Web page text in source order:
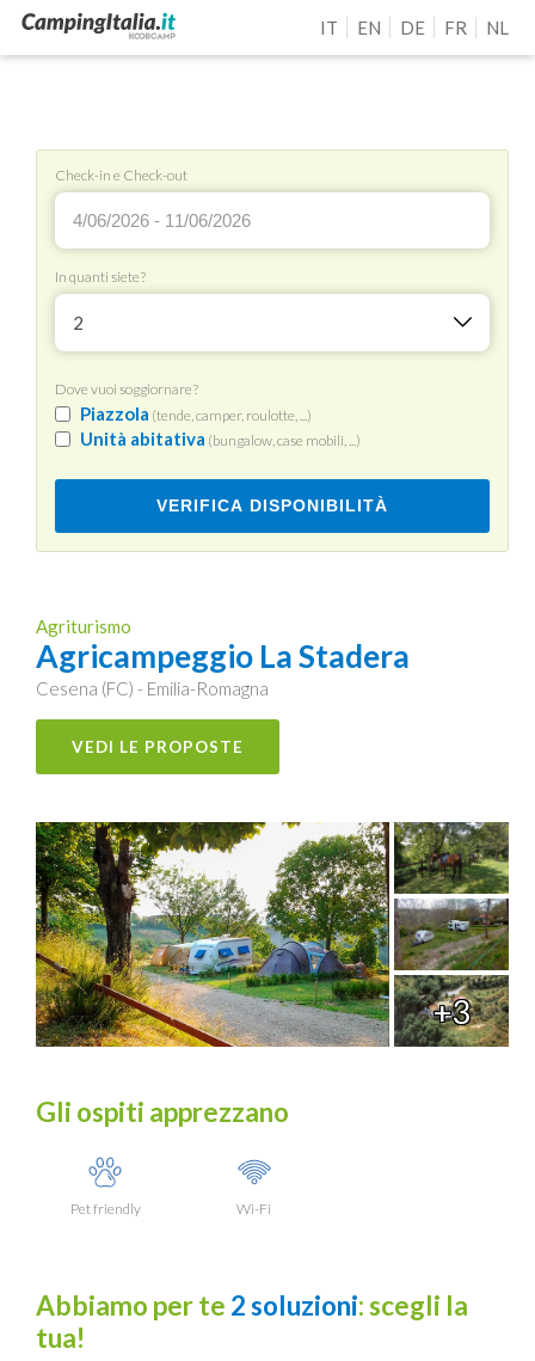
IT EN DE FR NL
Check-in e Check-out
In quanti siete?
2
Dove vuoi soggiornare?
Piazzola (tende, camper, roulotte, ...)
Unità abitativa (bungalow, case mobili, ...)
VERIFICA DISPONIBILITÀ
Agriturismo
Agricampeggio La Stadera
Cesena (FC) - Emilia-Romagna
VEDI LE PROPOSTE
+3
Gli ospiti apprezzano
Pet friendly Wi-Fi
Abbiamo per te 2 soluzioni: scegli la
tua!